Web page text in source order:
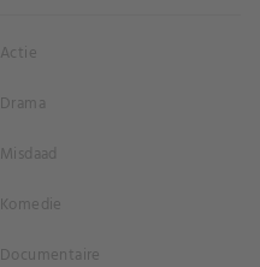
Actie
Drama
Misdaad
Komedie
Documentaire